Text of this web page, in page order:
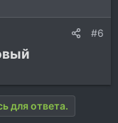
#6
для ответа.